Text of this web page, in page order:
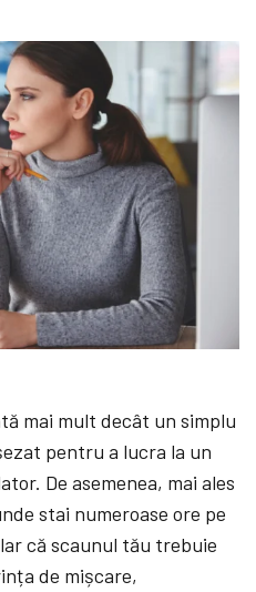
mai mult decât un simplu
pentru a lucra la un
De asemenea, mai ales
stai numeroase ore pe
că scaunul tău trebuie
de mișcare,